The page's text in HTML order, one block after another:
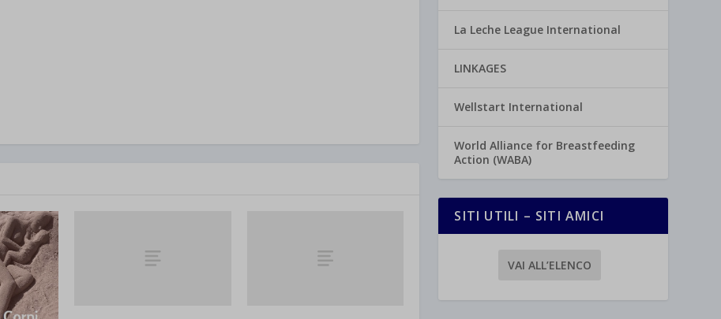
La Leche League International
LINKAGES
Wellstart International
World Alliance for Breastfeeding
Action (WABA)
SITI UTILI – SITI AMICI
VAI ALL’ELENCO